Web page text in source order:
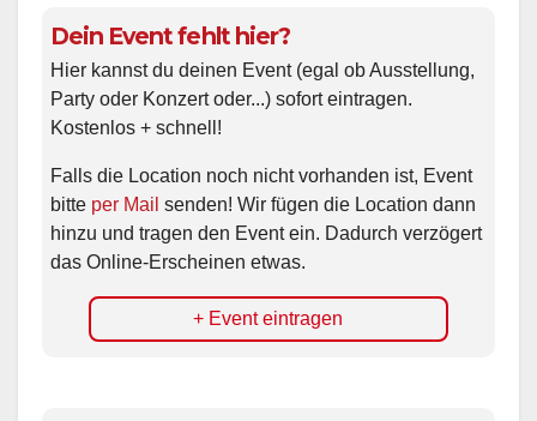
Dein Event fehlt hier?
Hier kannst du deinen Event (egal ob Ausstellung,
Party oder Konzert oder...) sofort eintragen.
Kostenlos + schnell!
Falls die Location noch nicht vorhanden ist, Event
bitte per Mail senden! Wir fügen die Location dann
hinzu und tragen den Event ein. Dadurch verzögert
das Online-Erscheinen etwas.
+ Event eintragen